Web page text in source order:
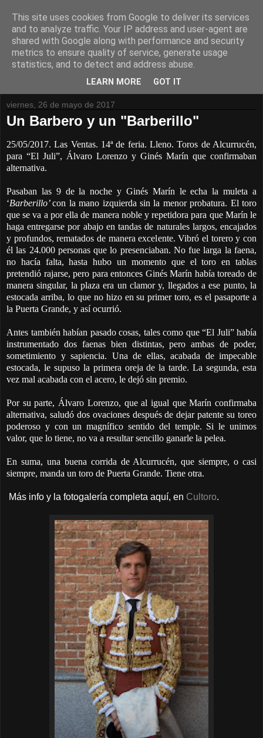
viernes, 26 de mayo de 2017
Un Barbero y un "Barberillo"
25/05/2017. Las Ventas. 14ª de feria. Lleno. Toros de Alcurrucén,
para “El Juli”, Álvaro Lorenzo y Ginés Marín que confirmaban
alternativa.
Pasaban las 9 de la noche y Ginés Marín le echa la muleta a
‘Barberillo’con la mano izquierda sin la menor probatura. El toro
que se va a por ella de manera noble y repetidora para que Marín le
haga entregarse por abajo en tandas de naturales largos, encajados
y profundos, rematados de manera excelente. Vibró el torero y con
él las 24.000 personas que lo presenciaban. No fue larga la faena,
no hacía falta, hasta hubo un momento que el toro en tablas
pretendió rajarse, pero para entonces Ginés Marín había toreado de
manera singular, la plaza era un clamor y, llegados a ese punto, la
estocada arriba, lo que no hizo en su primer toro, es el pasaporte a
la Puerta Grande, y así ocurrió.
Antes también habían pasado cosas, tales como que “El Juli” había
instrumentado dos faenas bien distintas, pero ambas de poder,
sometimiento y sapiencia. Una de ellas, acabada de impecable
estocada, le supuso la primera oreja de la tarde. La segunda, esta
vez mal acabada con el acero, le dejó sin premio.
Por su parte, Álvaro Lorenzo, que al igual que Marín confirmaba
alternativa, saludó dos ovaciones después de dejar patente su toreo
poderoso y con un magnífico sentido del temple. Si le unimos
valor, que lo tiene, no va a resultar sencillo ganarle la pelea.
En suma, una buena corrida de Alcurrucén, que siempre, o casi
siempre, manda un toro de Puerta Grande. Tiene otra.
Más info y la fotogalería completa aquí, en Cultoro.
This site uses cookies from Google to deliver its services
and to analyze traffic. Your IP address and user-agent are
shared with Google along with performance and security
metrics to ensure quality of service, generate usage
statistics, and to detect and address abuse.
LEARN MORE GOT IT